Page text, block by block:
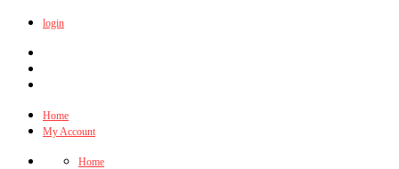
login
Home
My Account
Home